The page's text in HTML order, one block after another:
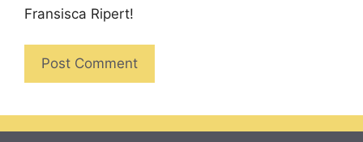
Fransisca Ripert!